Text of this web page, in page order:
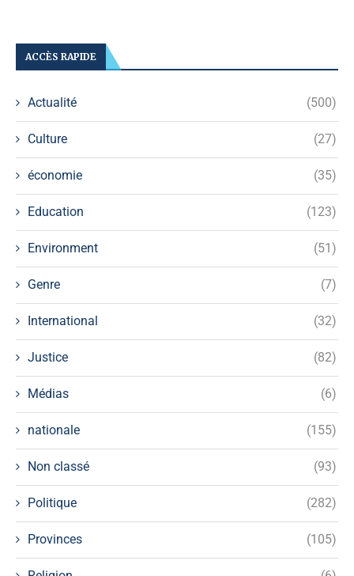
ACCÈS RAPIDE
Actualité (500)
Culture (27)
économie (35)
Education (123)
Environment (51)
Genre (7)
International (32)
Justice (82)
Médias (6)
nationale (155)
Non classé (93)
Politique (282)
Provinces (105)